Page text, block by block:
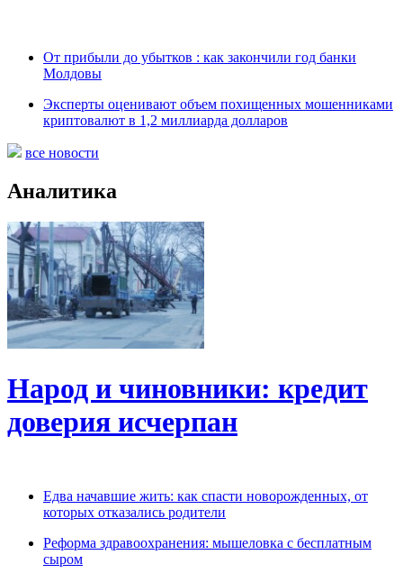
От прибыли до убытков : как закончили год банки
Молдовы
Эксперты оценивают объем похищенных мошенниками
криптовалют в 1,2 миллиарда долларов
все новости
Аналитика
Народ и чиновники: кредит
доверия исчерпан
Едва начавшие жить: как спасти новорожденных, от
которых отказались родители
Реформа здравоохранения: мышеловка с бесплатным
сыром